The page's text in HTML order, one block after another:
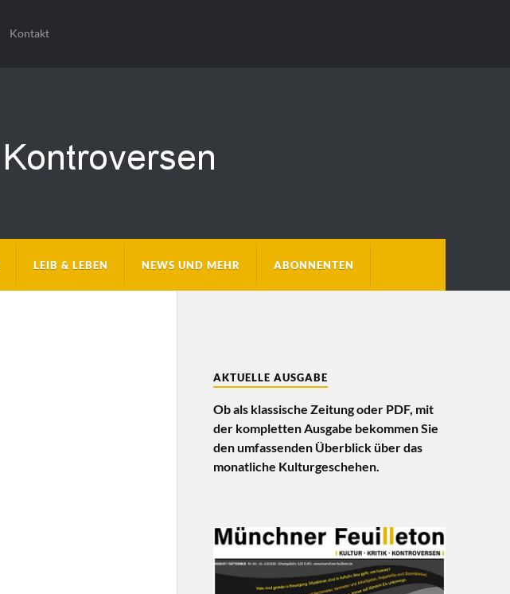
Kontakt
LEIB & LEBEN NEWS UND MEHR ABONNENTEN
AKTUELLE AUSGABE
Ob als klassische Zeitung oder PDF, mit
der kompletten Ausgabe bekommen Sie
den umfassenden Überblick über das
monatliche Kulturgeschehen.